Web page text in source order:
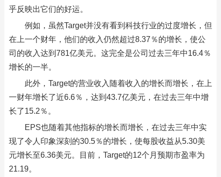
乎反映出它们的好运。
例如，虽然Target并没有看到科技行业的过度增长，但
在上一个财年，他们的收入仍然超过8.37％的增长，使公
司的收入达到781亿美元。这完全是公司过去三年中16.4％
增长的一半。
此外，Target的营业收入随着收入的增长而增长，在上
一财年增长了近6.6％，达到43.7亿美元，在过去三年中增
长了15.2％。
EPS也随着其他指标的增长而增长，在过去三年中实
现了令人印象深刻的30.5％的增长，使每股收益从5.30美
元增长至6.36美元。目前，Target的12个月预期市盈率为
21.19。